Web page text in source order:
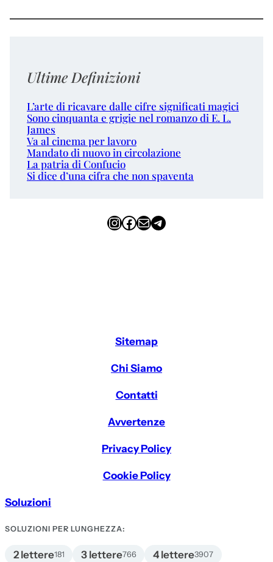
Ultime Definizioni
L’arte di ricavare dalle cifre significati magici
Sono cinquanta e grigie nel romanzo di E. L.
James
Va al cinema per lavoro
Mandato di nuovo in circolazione
La patria di Confucio
Si dice d’una cifra che non spaventa
InstagramFacebook Email Telegram
Sitemap
Chi Siamo
Contatti
Avvertenze
Privacy Policy
Cookie Policy
Soluzioni
SOLUZIONI PER LUNGHEZZA:
2 lettere181 3 lettere766 4 lettere3907